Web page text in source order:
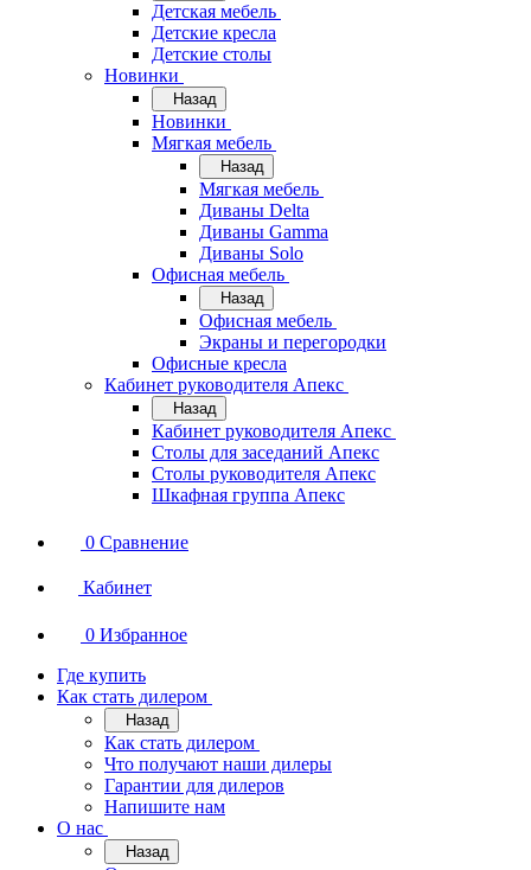
Детская мебель
Детские кресла
Детские столы
Новинки
Назад
Новинки
Мягкая мебель
Назад
Мягкая мебель
Диваны Delta
Диваны Gamma
Диваны Solo
Офисная мебель
Назад
Офисная мебель
Экраны и перегородки
Офисные кресла
Кабинет руководителя Апекс
Назад
Кабинет руководителя Апекс
Столы для заседаний Апекс
Столы руководителя Апекс
Шкафная группа Апекс
0 Сравнение
Кабинет
0 Избранное
Где купить
Как стать дилером
Назад
Как стать дилером
Что получают наши дилеры
Гарантии для дилеров
Напишите нам
О нас
Назад